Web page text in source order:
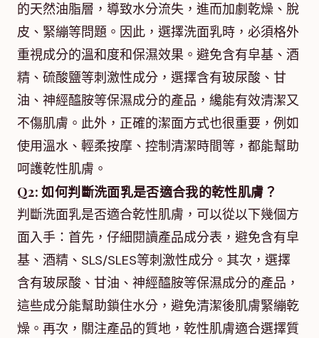
的天然油脂層，導致水分流失，進而加劇乾燥、脫
皮、緊繃等問題。因此，選擇洗面乳時，必須格外
重視成分的溫和度和保濕效果。避免含有皁基、酒
精、硫酸鹽等刺激性成分，選擇含有玻尿酸、甘
油、神經醯胺等保濕成分的產品，纔能有效清潔又
不傷肌膚。此外，正確的潔面方式也很重要，例如
使用溫水、輕柔按摩、控制清潔時間等，都能幫助
呵護乾性肌膚。
Q2: 如何判斷洗面乳是否適合我的乾性肌膚？
判斷洗面乳是否適合乾性肌膚，可以從以下幾個方
面入手：首先，仔細閱讀產品成分表，避免含有皁
基、酒精、SLS/SLES等刺激性成分。其次，選擇
含有玻尿酸、甘油、神經醯胺等保濕成分的產品，
這些成分能幫助鎖住水分，避免清潔後肌膚緊繃乾
燥。再次，關注產品的質地，乾性肌膚適合選擇質